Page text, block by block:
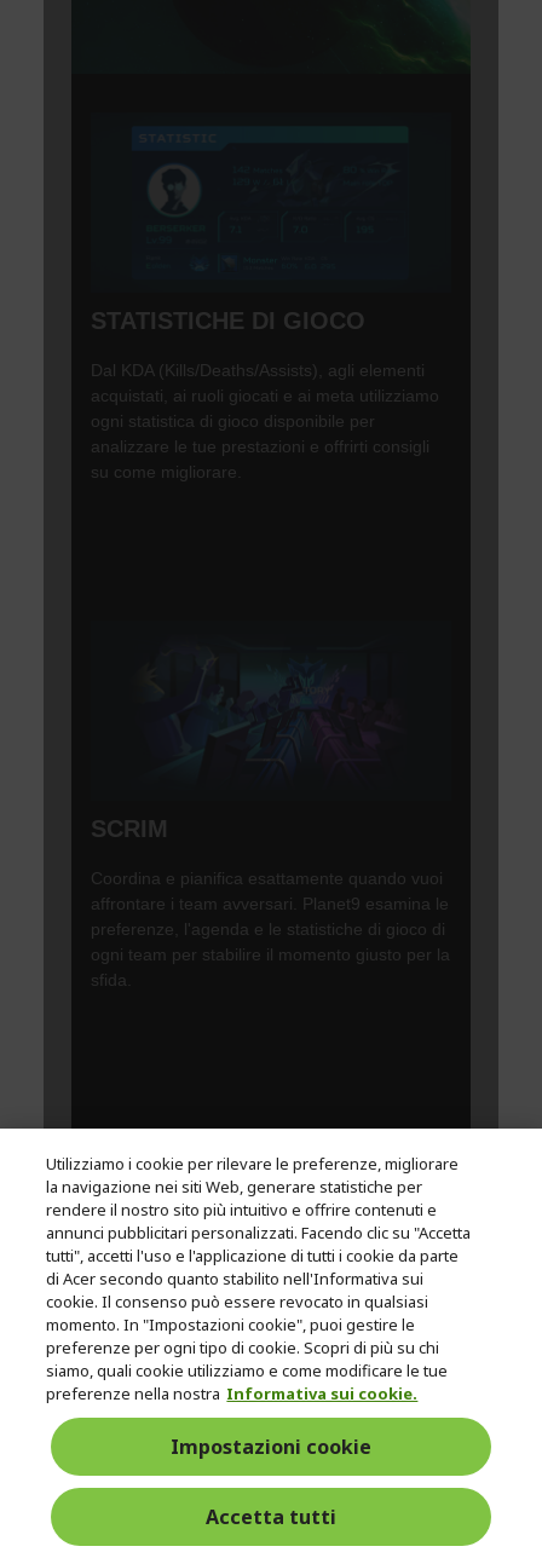
Utilizziamo i cookie per rilevare le preferenze, migliorare
la navigazione nei siti Web, generare statistiche per
rendere il nostro sito più intuitivo e offrire contenuti e
annunci pubblicitari personalizzati. Facendo clic su "Accetta
tutti", accetti l'uso e l'applicazione di tutti i cookie da parte
di Acer secondo quanto stabilito nell'Informativa sui
cookie. Il consenso può essere revocato in qualsiasi
momento. In "Impostazioni cookie", puoi gestire le
preferenze per ogni tipo di cookie. Scopri di più su chi
siamo, quali cookie utilizziamo e come modificare le tue
preferenze nella nostra Informativa sui cookie.
Impostazioni cookie
Accetta tutti